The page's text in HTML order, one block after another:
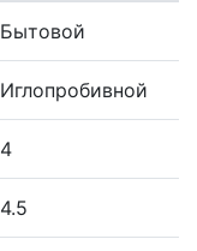
Бытовой
Иглопробивной
4
4.5